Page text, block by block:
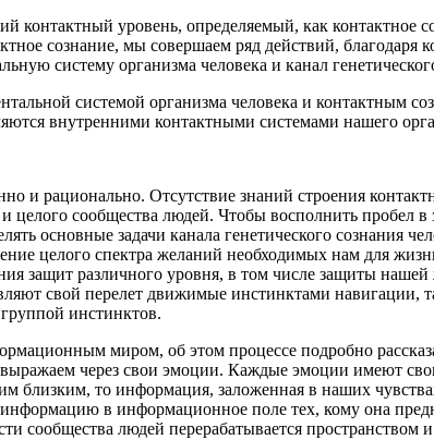
контактный уровень, определяемый, как контактное
сознание, мы совершаем ряд действий,
систему организма человека и канал
системой организма человека и контактным
внутренними контактными системами нашего
и рационально. Отсутствие знаний строения
и целого сообщества людей. Чтобы восполнить пробел
основные задачи канала генетического сознания
целого спектра желаний необходимых нам для
защит различного уровня, в том числе защиты
свой перелет движимые инстинктами
инстинктов.
миром, об этом процессе подробно
через свои эмоции. Каждые эмоции имеют
близким, то информация, заложенная в наших
в информационное поле тех, кому она
людей перерабатывается пространством и